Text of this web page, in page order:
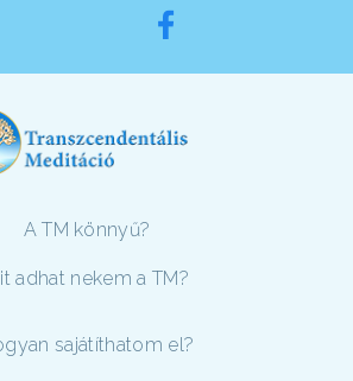
A TM könnyű?
adhat nekem a TM?
sajátíthatom el?